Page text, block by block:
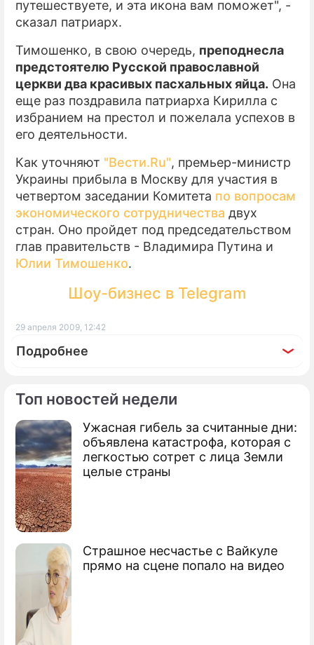
Топ новостей недели
Ужасная гибель за считанные дни:
объявлена катастрофа, которая с
легкостью сотрет с лица Земли
целые страны
Страшное несчастье с Вайкуле
прямо на сцене попало на видео
путешествуете, и эта икона вам поможет", -
сказал патриарх.
Тимошенко, в свою очередь, преподнесла
предстоятелю Русской православной
церкви два красивых пасхальных яйца. Она
еще раз поздравила патриарха Кирилла с
избранием на престол и пожелала успехов в
его деятельности.
Как уточняют "Вести.Ru", премьер-министр
Украины прибыла в Москву для участия в
четвертом заседании Комитета по вопросам
экономического сотрудничества двух
стран. Оно пройдет под председательством
глав правительств - Владимира Путина и
Юлии Тимошенко.
Шоу-бизнес в Telegram
29 апреля 2009, 12:42
Подробнее
По теме
Продолжение: Путин
рассмешил журналистов
Патриах обратился с пасхальным
посланием
Патриарх раскрыл секрет счастья
Тимошенко спела для Пугачевой